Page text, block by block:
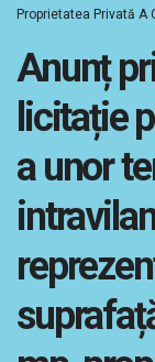
Proprietatea Privată A
Anunț
licitație
a unor